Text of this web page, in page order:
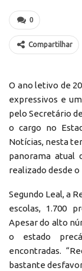
0
Compartilhar
O ano letivo de
expressivos e
pelo Secretário
o cargo no
Notícias, nesta
panorama atual
realizado desde o
Segundo Leal, a
escolas, 1.700
Apesar do alto
o estado
encontradas.
bastante